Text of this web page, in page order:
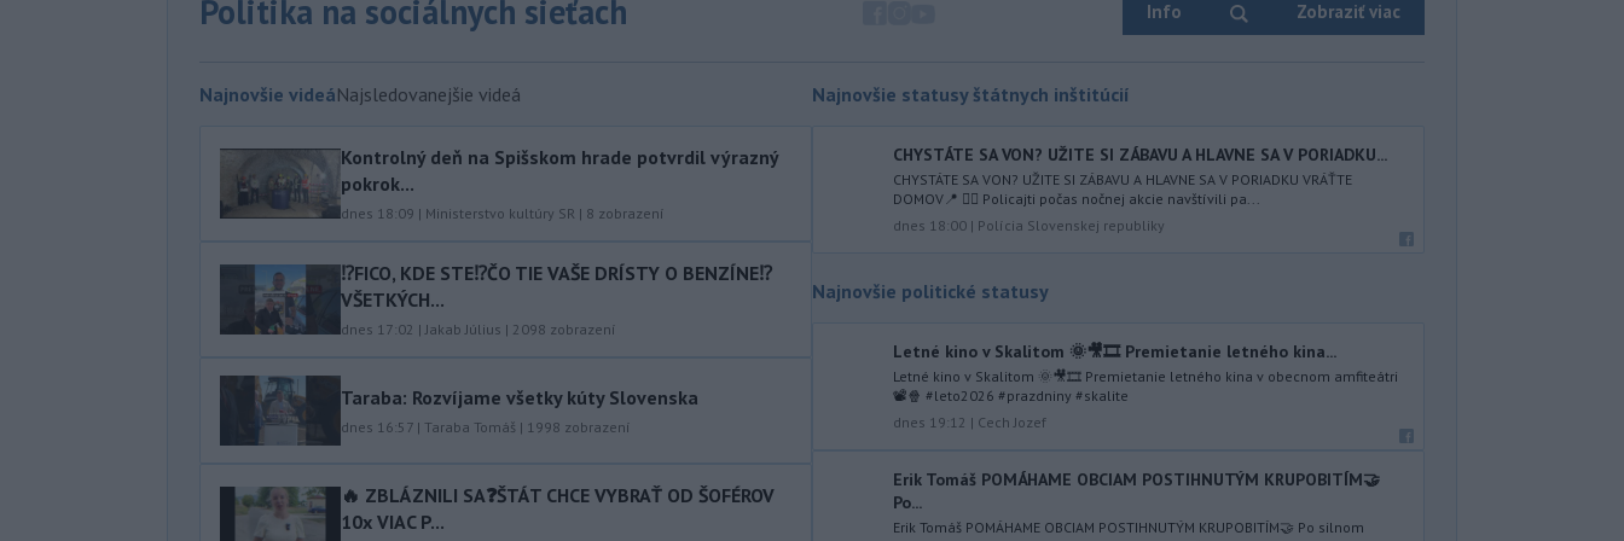
šesťmesačnej výpovednej lehoty.
vyvolali v hornatých oblastiach
Rakúska povodne a
hydrometeorologický ústav (SHMÚ)
varuje v piatok
pred búrkami vo
východného Slovenska. Vydal preto
výstrahu prvého stupňa.
Ministerstvo vnútra (MV) SR
(NBÚ) o nezávislé odborné posúdenie
dodaných radarových zariadení, ktoré
sú v pilotnej prevádzke.
Politika na sociálnych sieťach Info Zobraziť viac
Najnovšie videáNajsledovanejšie videá
Kontrolný deň na Spišskom hrade potvrdil výrazný
pokrok...
dnes 18:09 | Ministerstvo kultúry SR | 8 zobrazení
⁉️FICO, KDE STE⁉️ČO TIE VAŠE DRÍSTY O BENZÍNE⁉️
VŠETKÝCH...
dnes 17:02 |Jakab Július | 2098 zobrazení
Taraba: Rozvíjame všetky kúty Slovenska
dnes 16:57 | Taraba Tomáš | 1998 zobrazení
🔥 ZBLÁZNILI SA❓️ŠTÁT CHCE VYBRAŤ OD ŠOFÉROV
10x VIAC P...
Najnovšie statusy štátnych inštitúcií
CHYSTÁTE SA VON? UŽITE SI ZÁBAVU A HLAVNE SA V PORIADKU...
CHYSTÁTE SA VON? UŽITE SI ZÁBAVU A HLAVNE SA V PORIADKU VRÁŤTE
DOMOV📍 👮‍♂️ Policajti počas nočnej akcie navštívili pa...
dnes 18:00 | Polícia Slovenskej republiky
Najnovšie politické statusy
Letné kino v Skalitom 🌞🎥🎞️ Premietanie letného kina...
Letné kino v Skalitom 🌞🎥🎞️ Premietanie letného kina v obecnom amfiteátri
📽🍿 #leto2026 #prazdniny #skalite
dnes 19:12 | Cech Jozef
Erik Tomáš POMÁHAME OBCIAM POSTIHNUTÝM KRUPOBITÍM🤝
Po...
Erik Tomáš POMÁHAME OBCIAM POSTIHNUTÝM KRUPOBITÍM🤝 Po silnom